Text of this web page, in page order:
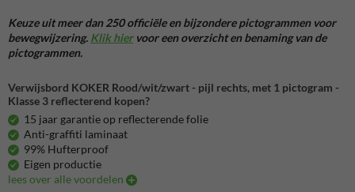
Keuze uit meer dan 250 officiële en bijzondere pictogrammen voor
bewegwijzering. Klik hiervoor een overzicht en benaming van de
pictogrammen.
Verwijsbord KOKER Rood/wit/zwart - pijl rechts, met 1 pictogram -
Klasse 3 reflecterend kopen?
15 jaar garantie op reflecterende folie
Anti-graffiti laminaat
99% Hufterproof
Eigen productie
lees over alle voordelen